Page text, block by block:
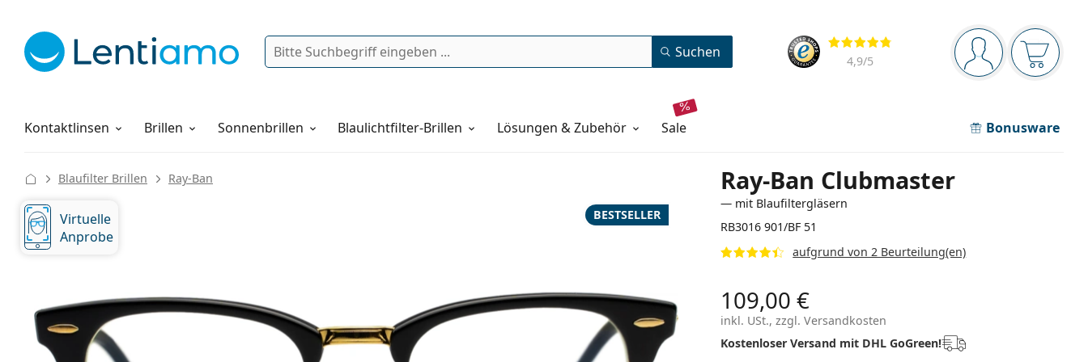
Navigationsleiste
Sie sind Der
Bewertung
4,9/5
Suche Suchen
Kontaktlinsen
Pflegemittel Brillen Sonnenbrillen Blaulichtfilter-Brillen Lösungen & Zubehör sale Bonusware
Alles über den Einkauf
Ray-Ban Clubmaster
— mit Blaufiltergläsern
RB3016 901/BF 51
aufgrund von 2 Beurteilung(en)
Blaufilter Brillen Ray-Ban
BESTSELLER
Virtuelle
Anprobe
109,00 €
inkl. USt., zzgl. Versandkosten
Kostenloser Versand mit DHL GoGreen!